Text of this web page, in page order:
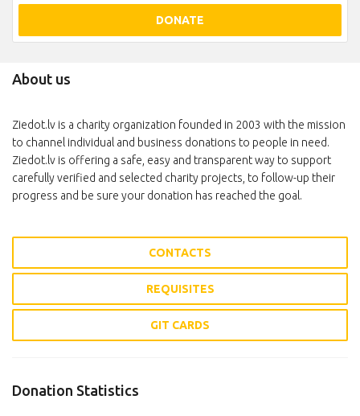
DONATE
About us
Ziedot.lv is a charity organization founded in 2003 with the mission
to channel individual and business donations to people in need.
Ziedot.lv is offering a safe, easy and transparent way to support
carefully verified and selected charity projects, to follow-up their
progress and be sure your donation has reached the goal.
CONTACTS
REQUISITES
GIT CARDS
Donation Statistics